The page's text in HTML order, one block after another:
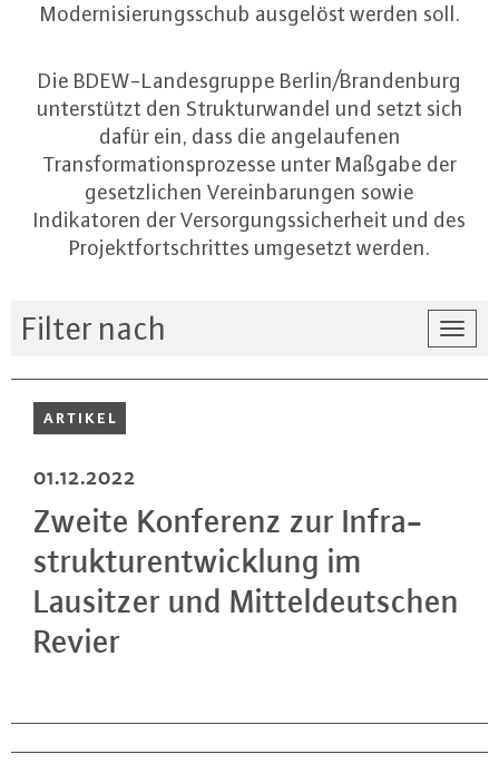
Modernisierungsschub ausgelöst werden soll.
Die BDEW-Landesgruppe Berlin/Brandenburg
unterstützt den Strukturwandel und setzt sich
dafür ein, dass die angelaufenen
Transformationsprozesse unter Maßgabe der
gesetzlichen Vereinbarungen sowie
Indikatoren der Versorgungssicherheit und des
Projektfortschrittes umgesetzt werden.
Filter nach
ARTIKEL
01.12.2022
Zweite Konferenz zur In­fra­
struk­tur­ent­wick­lung im
Lausitzer und Mit­tel­deut­schen
Revier